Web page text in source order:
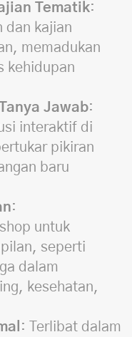
Tematik:
dan kajian
memadukan
kehidupan
Jawab:
interaktif di
pikiran
baru
:
untuk
seperti
dalam
kesehatan,
: Terlibat dalam